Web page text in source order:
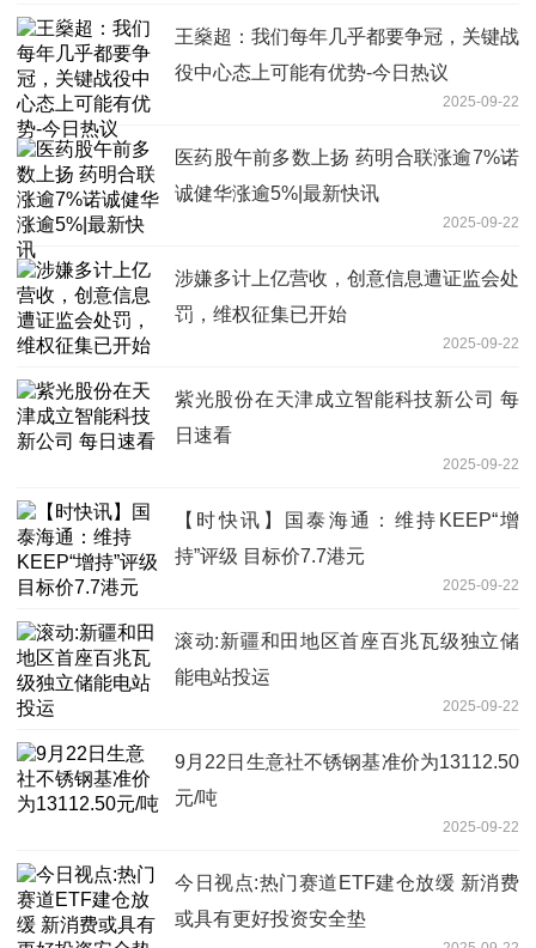
王燊超：我们每年几乎都要争冠，关键战
役中心态上可能有优势-今日热议
2025-09-22
医药股午前多数上扬 药明合联涨逾7%诺
诚健华涨逾5%|最新快讯
2025-09-22
涉嫌多计上亿营收，创意信息遭证监会处
罚，维权征集已开始
2025-09-22
紫光股份在天津成立智能科技新公司 每
日速看
2025-09-22
【时快讯】国泰海通：维持KEEP“增
持”评级 目标价7.7港元
2025-09-22
滚动:新疆和田地区首座百兆瓦级独立储
能电站投运
2025-09-22
9月22日生意社不锈钢基准价为13112.50
元/吨
2025-09-22
今日视点:热门赛道ETF建仓放缓 新消费
或具有更好投资安全垫